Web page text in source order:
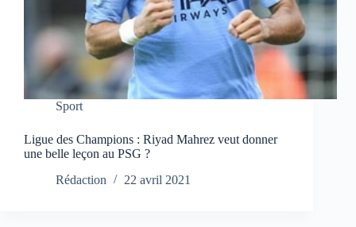
Sport
Ligue des Champions : Riyad Mahrez veut donner
une belle leçon au PSG ?
Rédaction
22 avril 2021